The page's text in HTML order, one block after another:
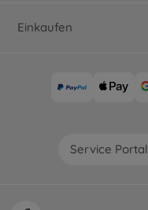
Einkaufen
Service Portal